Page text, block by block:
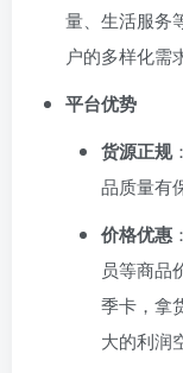
量、生活服务
户的多样化需
平台优势
货源正规
品质量有
价格优惠
员等商品
季卡，拿
大的利润